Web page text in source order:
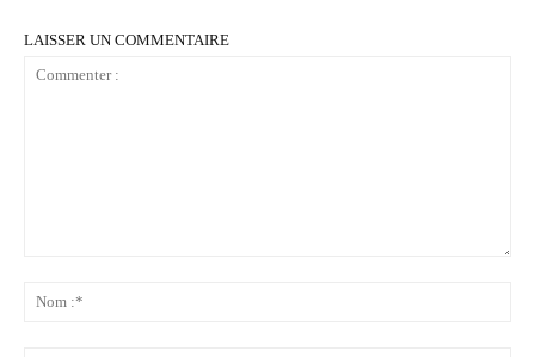
LAISSER UN COMMENTAIRE